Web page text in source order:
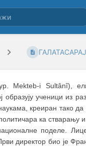
Mekteb-i Sultânî),
образују ученици из
креиран тако
ка стварању
поделе.
директор био је